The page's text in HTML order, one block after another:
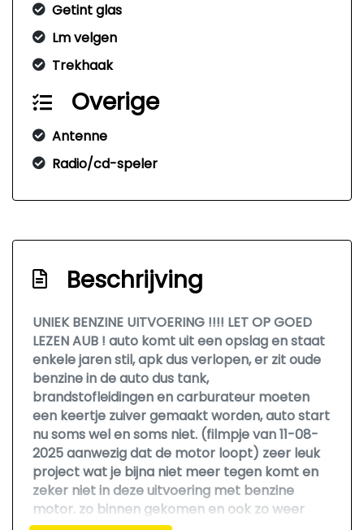
Getint glas
Lm velgen
Trekhaak
Overige
Antenne
Radio/cd-speler
Beschrijving
UNIEK BENZINE UITVOERING !!!! LET OP GOED
LEZEN AUB ! auto komt uit een opslag en staat
enkele jaren stil, apk dus verlopen, er zit oude
benzine in de auto dus tank,
brandstofleidingen en carburateur moeten
een keertje zuiver gemaakt worden, auto start
nu soms wel en soms niet. (filmpje van 11-08-
2025 aanwezig dat de motor loopt) zeer leuk
project wat je bijna niet meer tegen komt en
zeker niet in deze uitvoering met benzine
motor. zo binnen gekomen en ook zo weer